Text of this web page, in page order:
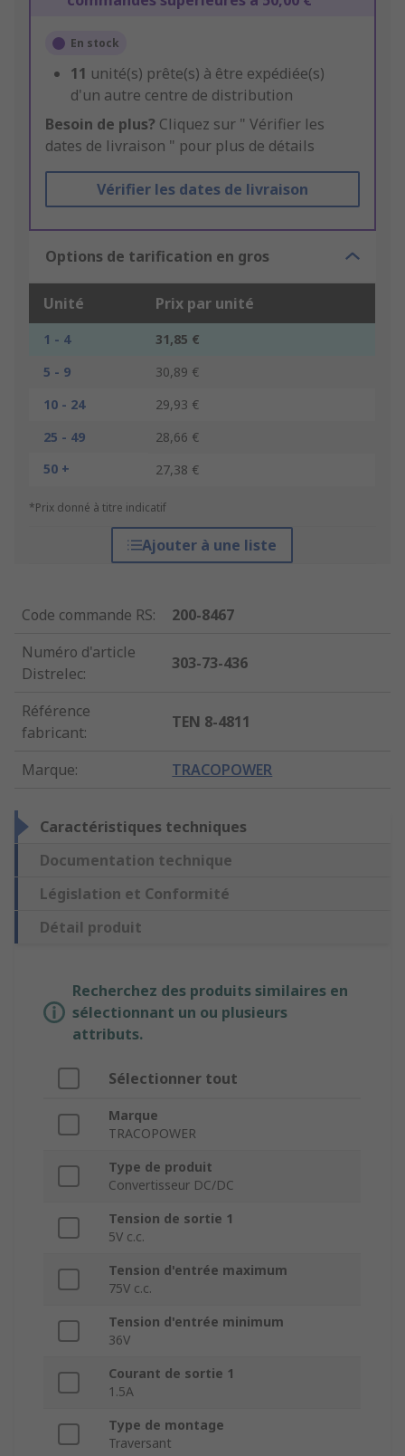
En stock
11 unité(s) prête(s) à être expédiée(s)
d'un autre centre de distribution
Besoin de plus? Cliquez sur " Vérifier les
dates de livraison " pour plus de détails
Vérifier les dates de livraison
Options de tarification en gros
Unité Prix par unité
1 - 4
31,85 €
5 - 9
30,89 €
10 - 24
29,93 €
25 - 49
28,66 €
50 +
27,38 €
*Prix donné à titre indicatif
Ajouter à une liste
Code commande RS:
200-8467
Numéro d'article
Distrelec:
303-73-436
Référence
fabricant:
TEN 8-4811
Marque: TRACOPOWER
Caractéristiques techniques
Documentation technique
Législation et Conformité
Détail produit
Recherchez des produits similaires en
sélectionnant un ou plusieurs
attributs.
Sélectionner tout
Marque
TRACOPOWER
Type de produit
Convertisseur DC/DC
Tension de sortie 1
5V c.c.
Tension d'entrée maximum
75V c.c.
Tension d'entrée minimum
36V
Courant de sortie 1
1.5A
Type de montage
Traversant